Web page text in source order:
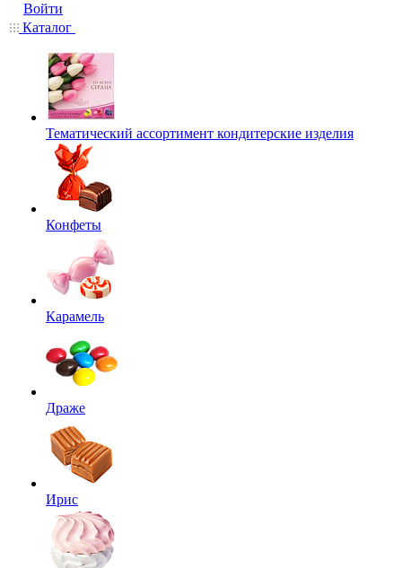
Войти
Каталог
Тематический ассортимент кондитерские изделия
Конфеты
Карамель
Драже
Ирис